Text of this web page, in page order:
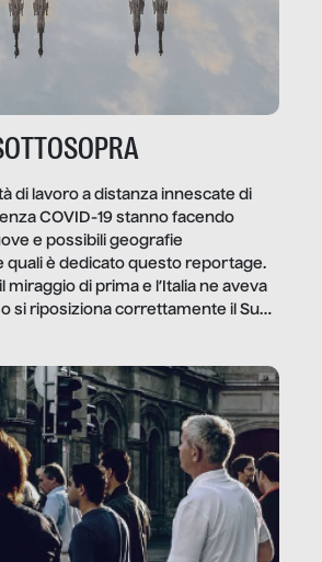
di lavoro a distanza innescate di
COVID-19 stanno facendo
e possibili geografie
quali è dedicato questo reportage.
miraggio di prima e l’Italia ne aveva
si riposiziona correttamente il Sud